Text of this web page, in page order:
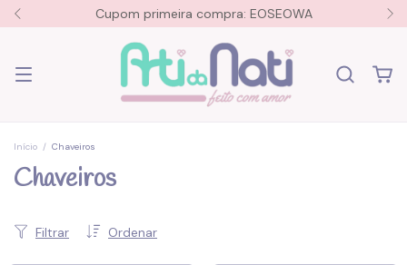
Cupom primeira compra: EOSEOWA
Início / Chaveiros
Chaveiros
Ordenar
Filtrar